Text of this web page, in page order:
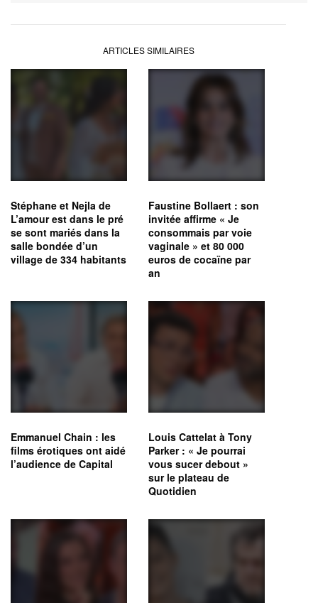
ARTICLES SIMILAIRES
Stéphane et Nejla de
L’amour est dans le pré
se sont mariés dans la
salle bondée d’un
village de 334 habitants
Faustine Bollaert : son
invitée affirme « Je
consommais par voie
vaginale » et 80 000
euros de cocaïne par
an
Emmanuel Chain : les
films érotiques ont aidé
l’audience de Capital
Louis Cattelat à Tony
Parker : « Je pourrai
vous sucer debout »
sur le plateau de
Quotidien